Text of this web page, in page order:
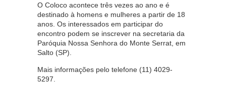
O Coloco acontece três vezes ao ano e é
destinado à homens e mulheres a partir de 18
anos. Os interessados em participar do
encontro podem se inscrever na secretaria da
Paróquia Nossa Senhora do Monte Serrat, em
Salto (SP).
Mais informações pelo telefone (11) 4029-
5297.